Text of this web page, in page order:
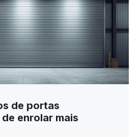
de portas
enrolar mais